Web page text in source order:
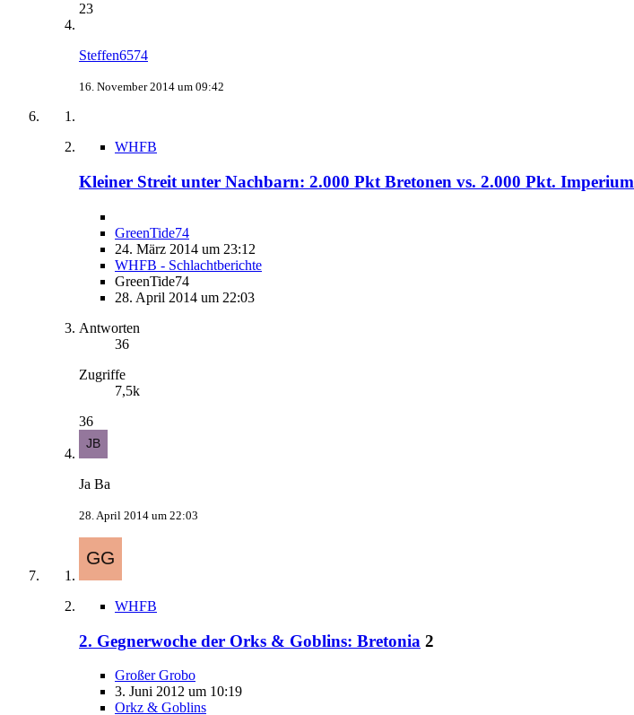
23
Steffen6574
16. November 2014 um 09:42
WHFB
Kleiner Streit unter Nachbarn: 2.000 Pkt Bretonen vs. 2.000 Pkt. Imperium
GreenTide74
24. März 2014 um 23:12
WHFB - Schlachtberichte
GreenTide74
28. April 2014 um 22:03
Antworten
36
Zugriffe
7,5k
36
Ja Ba
28. April 2014 um 22:03
WHFB
2. Gegnerwoche der Orks & Goblins: Bretonia 2
Großer Grobo
3. Juni 2012 um 10:19
Orkz & Goblins